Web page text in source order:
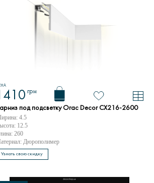
1410 грн
под подсветку Orac Decor CX216-2600
4.5
12.5
260
Дюрополимер
Узнать свою скидку